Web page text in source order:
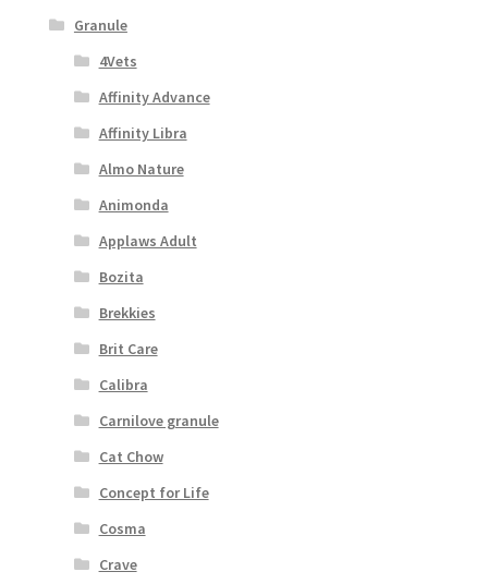
Granule
4Vets
Affinity Advance
Affinity Libra
Almo Nature
Animonda
Applaws Adult
Bozita
Brekkies
Brit Care
Calibra
Carnilove granule
Cat Chow
Concept for Life
Cosma
Crave